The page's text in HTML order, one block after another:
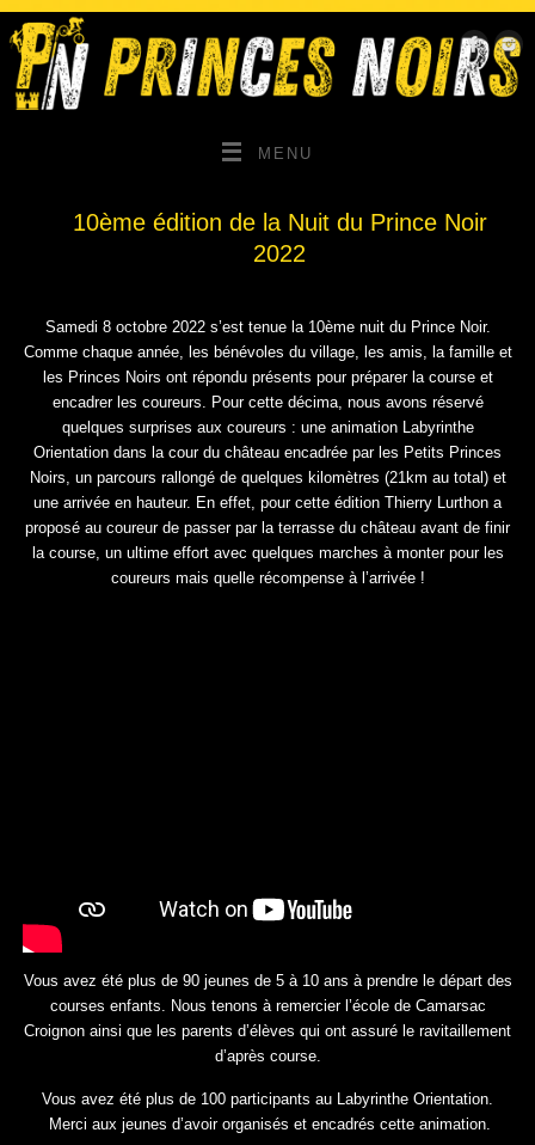
MENU
10ème édition de la Nuit du Prince Noir
2022
Samedi 8 octobre 2022 s’est tenue la 10ème nuit du Prince Noir.
Comme chaque année, les bénévoles du village, les amis, la famille et
les Princes Noirs ont répondu présents pour préparer la course et
encadrer les coureurs. Pour cette décima, nous avons réservé
quelques surprises aux coureurs : une animation Labyrinthe
Orientation dans la cour du château encadrée par les Petits Princes
Noirs, un parcours rallongé de quelques kilomètres (21km au total) et
une arrivée en hauteur. En effet, pour cette édition Thierry Lurthon a
proposé au coureur de passer par la terrasse du château avant de finir
la course, un ultime effort avec quelques marches à monter pour les
coureurs mais quelle récompense à l’arrivée !
Vous avez été plus de 90 jeunes de 5 à 10 ans à prendre le départ des
courses enfants. Nous tenons à remercier l’école de Camarsac
Croignon ainsi que les parents d’élèves qui ont assuré le ravitaillement
d’après course.
Vous avez été plus de 100 participants au Labyrinthe Orientation.
Merci aux jeunes d’avoir organisés et encadrés cette animation.